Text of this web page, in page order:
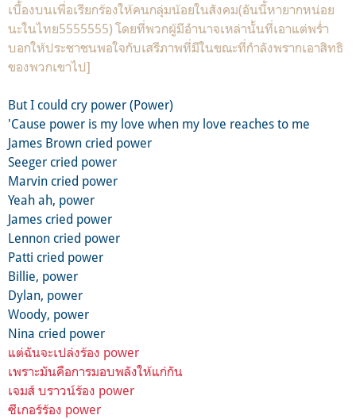
เบื้องบนเพื่อเรียกร้องให้คนกลุ่มน้อยในสังคม(อันนี้หายากหน่อย
นะในไทย5555555) โดยที่พวกผู้มีอำนาจเหล่านั้นที่เอาแต่พร่ำ
บอกให้ประชาชนพอใจกับเสรีภาพที่มีในขณะที่กำลังพรากเอาสิทธิ
ของพวกเขาไป]
But I could cry power (Power)
'Cause power is my love when my love reaches to me
James Brown cried power
Seeger cried power
Marvin cried power
Yeah ah, power
James cried power
Lennon cried power
Patti cried power
Billie, power
Dylan, power
Woody, power
Nina cried power
แต่ฉันจะเปล่งร้อง power
เพราะมันคือการมอบพลังให้แก่กัน
เจมส์ บราวน์ร้อง power
ซีเกอร์ร้อง power